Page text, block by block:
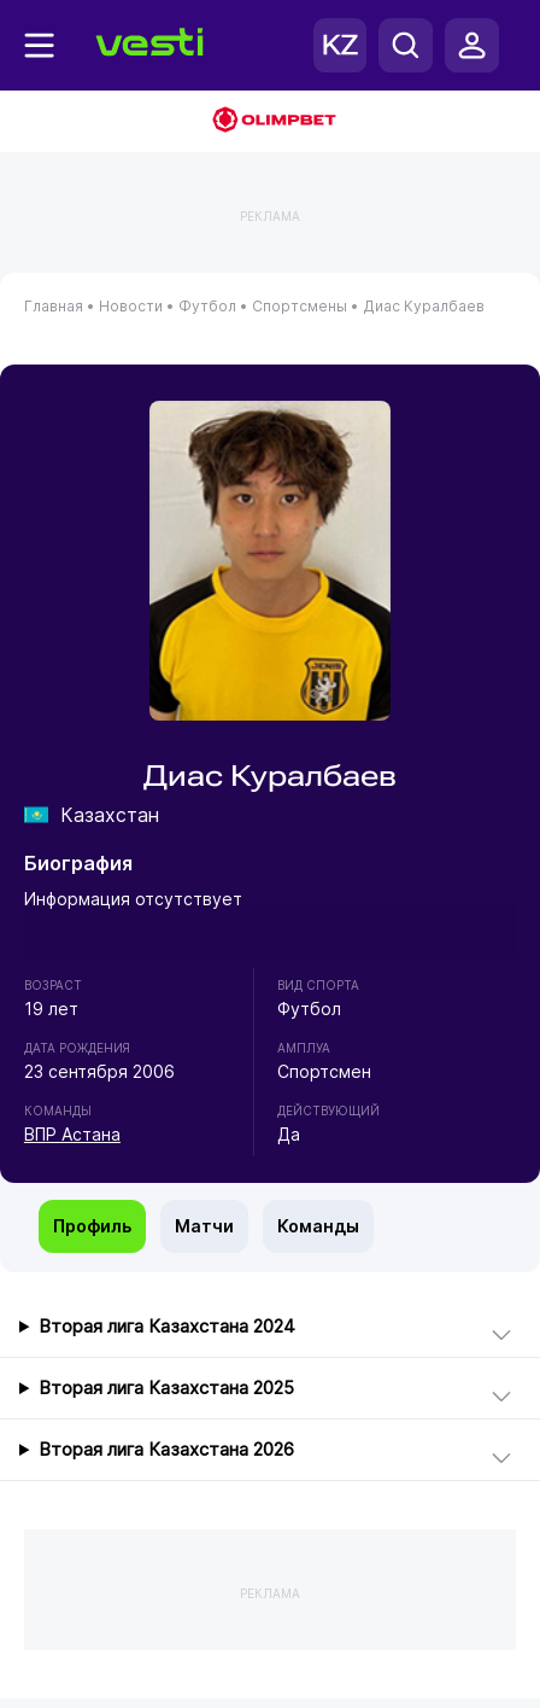
РЕКЛАМА
Главная • Новости • Футбол • Спортсмены • Диас Куралбаев
Диас Куралбаев
Казахстан
Биография
Информация отсутствует
ВОЗРАСТ
19 лет
ДАТА РОЖДЕНИЯ
23 сентября 2006
КОМАНДЫ
ВПР Астана
ВИД СПОРТА
Футбол
АМПЛУА
Спортсмен
ДЕЙСТВУЮЩИЙ
Да
Профиль Матчи Команды
Вторая лига Казахстана 2024
Вторая лига Казахстана 2025
Вторая лига Казахстана 2026
РЕКЛАМА